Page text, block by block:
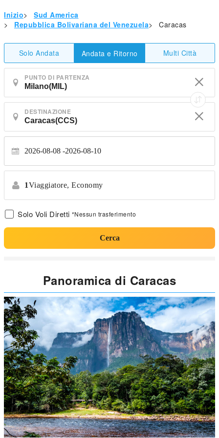
Inizio>
Sud America
>
Repubblica Bolivariana del Venezuela> Caracas
Solo Andata Andata e Ritorno Multi Città
PUNTO DI PARTENZA
DESTINAZIONE
2026-08-08 2026-08-10
1Viaggiatore, Economy
Solo Voli Diretti *Nessun trasferimento
Cerca
Panoramica di Caracas